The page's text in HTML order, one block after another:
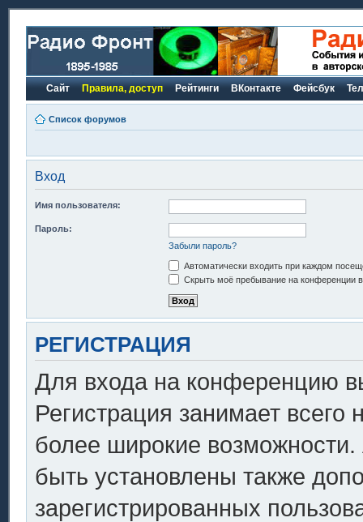
Сайт Правила, доступ Рейтинги ВКонтакте Фейсбук
Список форумов
Вход
Имя пользователя:
Пароль:
Забыли пароль?
Автоматически входить при каждом
Скрыть моё пребывание на конференции в
РЕГИСТРАЦИЯ
Для входа на конференцию
Регистрация занимает всего
более широкие
быть установлены также
зарегистрированных